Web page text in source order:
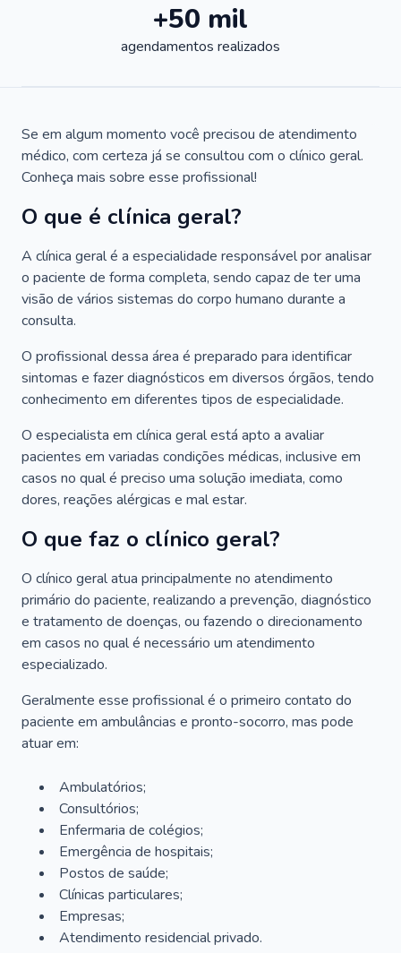
+50 mil
agendamentos realizados
Se em algum momento você precisou de atendimento
médico, com certeza já se consultou com o clínico geral.
Conheça mais sobre esse profissional!
O que é clínica geral?
A clínica geral é a especialidade responsável por analisar
o paciente de forma completa, sendo capaz de ter uma
visão de vários sistemas do corpo humano durante a
consulta.
O profissional dessa área é preparado para identificar
sintomas e fazer diagnósticos em diversos órgãos, tendo
conhecimento em diferentes tipos de especialidade.
O especialista em clínica geral está apto a avaliar
pacientes em variadas condições médicas, inclusive em
casos no qual é preciso uma solução imediata, como
dores, reações alérgicas e mal estar.
O que faz o clínico geral?
O clínico geral atua principalmente no atendimento
primário do paciente, realizando a prevenção, diagnóstico
e tratamento de doenças, ou fazendo o direcionamento
em casos no qual é necessário um atendimento
especializado.
Geralmente esse profissional é o primeiro contato do
paciente em ambulâncias e pronto-socorro, mas pode
atuar em:
Ambulatórios;
Consultórios;
Enfermaria de colégios;
Emergência de hospitais;
Postos de saúde;
Clínicas particulares;
Empresas;
Atendimento residencial privado.